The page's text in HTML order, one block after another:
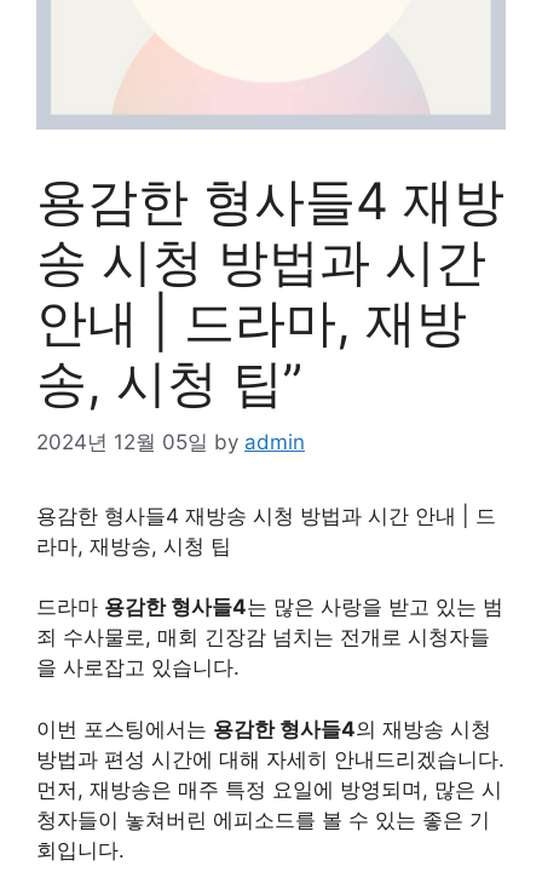
용감한 형사들4 재방
송 시청 방법과 시간
안내 | 드라마, 재방
송, 시청 팁”
2024년 12월 05일 by admin
용감한 형사들4 재방송 시청 방법과 시간 안내 | 드
라마, 재방송, 시청 팁
드라마 용감한 형사들4는 많은 사랑을 받고 있는 범
죄 수사물로, 매회 긴장감 넘치는 전개로 시청자들
을 사로잡고 있습니다.
이번 포스팅에서는 용감한 형사들4의 재방송 시청
방법과 편성 시간에 대해 자세히 안내드리겠습니다.
먼저, 재방송은 매주 특정 요일에 방영되며, 많은 시
청자들이 놓쳐버린 에피소드를 볼 수 있는 좋은 기
회입니다.